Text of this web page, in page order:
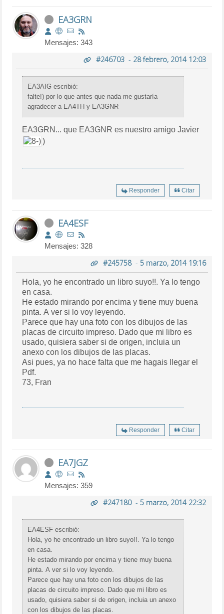
EA3GRN
Mensajes: 343
#246703- 28 febrero, 2014 12:03
EA3AIG escribió:
falte!) por lo que antes que nada me gustaría
agradecer a EA4TH y EA3GNR
EA3GRN... que EA3GNR es nuestro amigo Javier
)
Responder Citar
EA4ESF
Mensajes: 328
#245758- 5 marzo, 2014 19:16
Hola, yo he encontrado un libro suyo!!. Ya lo tengo
en casa.
He estado mirando por encima y tiene muy buena
pinta. A ver si lo voy leyendo.
Parece que hay una foto con los dibujos de las
placas de circuito impreso. Dado que mi libro es
usado, quisiera saber si de origen, incluia un
anexo con los dibujos de las placas.
Asi pues, ya no hace falta que me hagais llegar el
Pdf.
73, Fran
Responder Citar
EA7JGZ
Mensajes: 359
#247180- 5 marzo, 2014 22:32
EA4ESF escribió:
Hola, yo he encontrado un libro suyo!!. Ya lo tengo
en casa.
He estado mirando por encima y tiene muy buena
pinta. A ver si lo voy leyendo.
Parece que hay una foto con los dibujos de las
placas de circuito impreso. Dado que mi libro es
usado, quisiera saber si de origen, incluia un anexo
con los dibujos de las placas.